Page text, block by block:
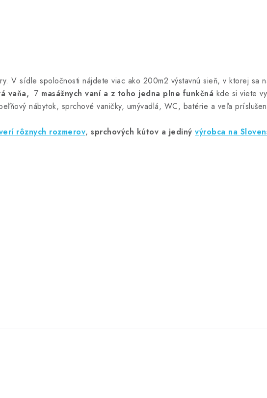
V sídle spoločnosti nájdete viac ako 200m2 výstavnú sieň, v ktorej sa
vaňa, 7 masážnych vaní a z toho jedna plne funkčná kde si viete
nábytok, sprchové vaničky, umývadlá, WC, batérie a veľa
rôznych rozmerov, sprchových kútov a jediný výrobca na